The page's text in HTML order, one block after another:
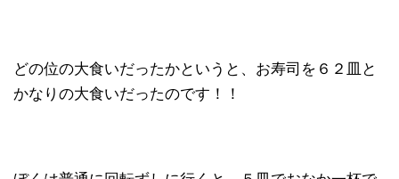
どの位の大食いだったかというと、お寿司を６２皿と
かなりの大食いだったのです！！